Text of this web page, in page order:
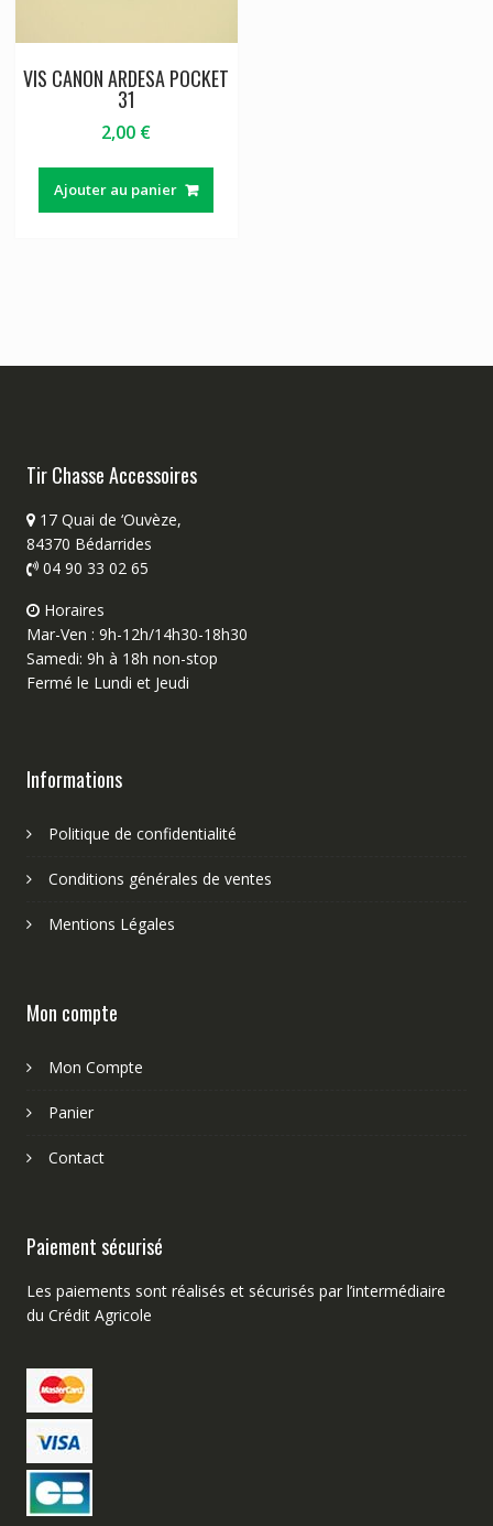
VIS CANON ARDESA POCKET
31
2,00 €
Ajouter au panier
Tir Chasse Accessoires
17 Quai de ‘Ouvèze,
84370 Bédarrides
04 90 33 02 65
Horaires
Mar-Ven : 9h-12h/14h30-18h30
Samedi: 9h à 18h non-stop
Fermé le Lundi et Jeudi
Informations
Politique de confidentialité
Conditions générales de ventes
Mentions Légales
Mon compte
Mon Compte
Panier
Contact
Paiement sécurisé
Les paiements sont réalisés et sécurisés par l’intermédiaire
du Crédit Agricole